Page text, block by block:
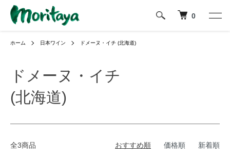
0
ホーム 日本ワイン ドメーヌ・イチ (北海道)
ドメーヌ・イチ
(北海道)
全3商品 おすすめ順 価格順 新着順